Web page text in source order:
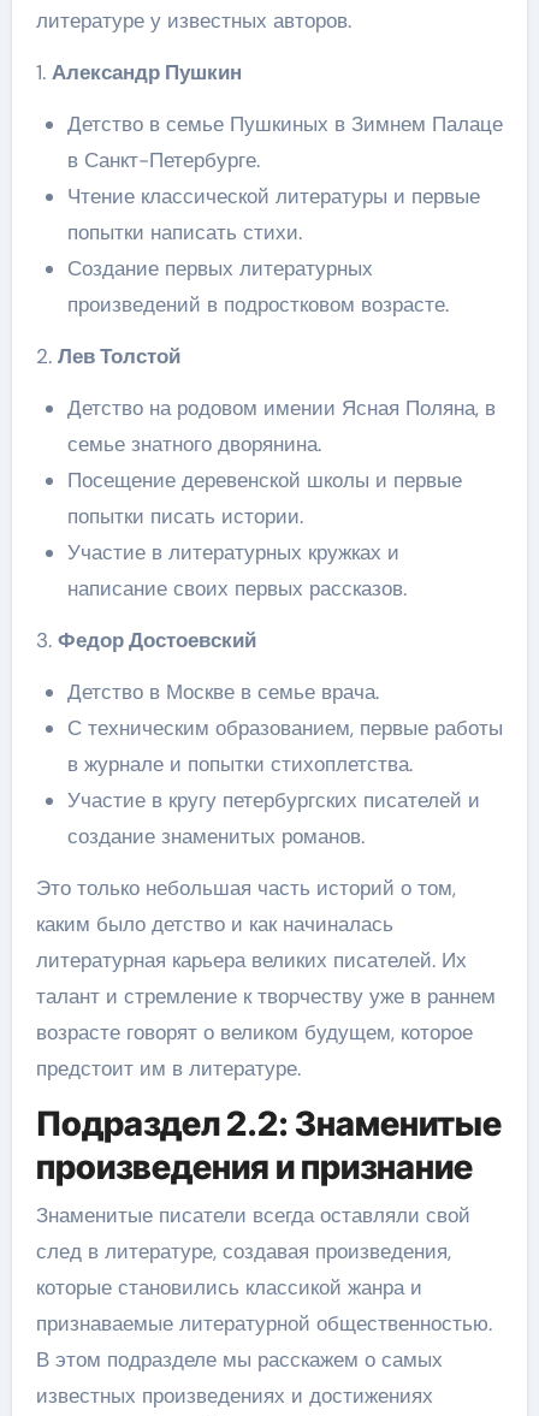
литературе у известных авторов.
1. Александр Пушкин
Детство в семье Пушкиных в Зимнем Палаце
в Санкт-Петербурге.
Чтение классической литературы и первые
попытки написать стихи.
Создание первых литературных
произведений в подростковом возрасте.
2. Лев Толстой
Детство на родовом имении Ясная Поляна, в
семье знатного дворянина.
Посещение деревенской школы и первые
попытки писать истории.
Участие в литературных кружках и
написание своих первых рассказов.
3. Федор Достоевский
Детство в Москве в семье врача.
С техническим образованием, первые работы
в журнале и попытки стихоплетства.
Участие в кругу петербургских писателей и
создание знаменитых романов.
Это только небольшая часть историй о том,
каким было детство и как начиналась
литературная карьера великих писателей. Их
талант и стремление к творчеству уже в раннем
возрасте говорят о великом будущем, которое
предстоит им в литературе.
Подраздел 2.2: Знаменитые
произведения и признание
Знаменитые писатели всегда оставляли свой
след в литературе, создавая произведения,
которые становились классикой жанра и
признаваемые литературной общественностью.
В этом подразделе мы расскажем о самых
известных произведениях и достижениях